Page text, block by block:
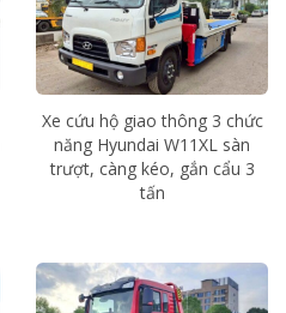
Xe cứu hộ giao thông 3 chức
năng Hyundai W11XL sàn
trượt, càng kéo, gắn cẩu 3
tấn